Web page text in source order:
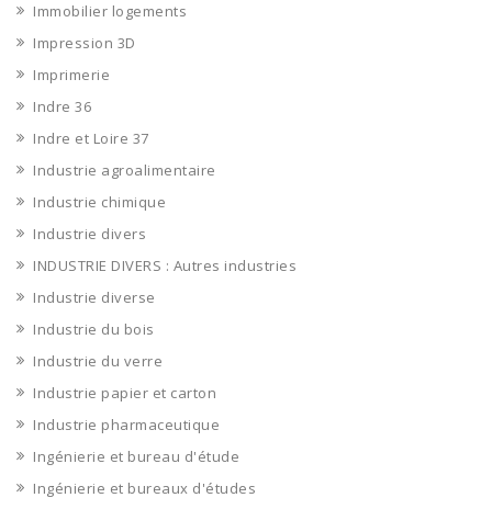
Immobilier logements
Impression 3D
Imprimerie
Indre 36
Indre et Loire 37
Industrie agroalimentaire
Industrie chimique
Industrie divers
INDUSTRIE DIVERS : Autres industries
Industrie diverse
Industrie du bois
Industrie du verre
Industrie papier et carton
Industrie pharmaceutique
Ingénierie et bureau d'étude
Ingénierie et bureaux d'études